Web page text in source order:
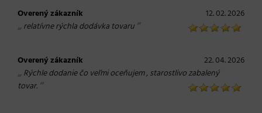
Overený zákazník 12. 02. 2026
„ relatívne rýchla dodávka tovaru “
Overený zákazník 22. 04. 2026
„ Rýchle dodanie čo veľmi oceňujem , starostlivo zabalený
tovar. “